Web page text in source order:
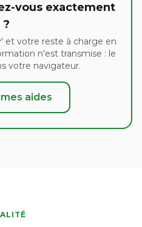
vous exactement
?
et votre reste à charge en
n'est transmise : le
votre navigateur.
aides